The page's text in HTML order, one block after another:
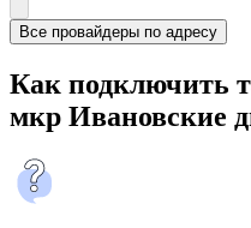
Все провайдеры по адресу
Как подключить
мкр Ивановские